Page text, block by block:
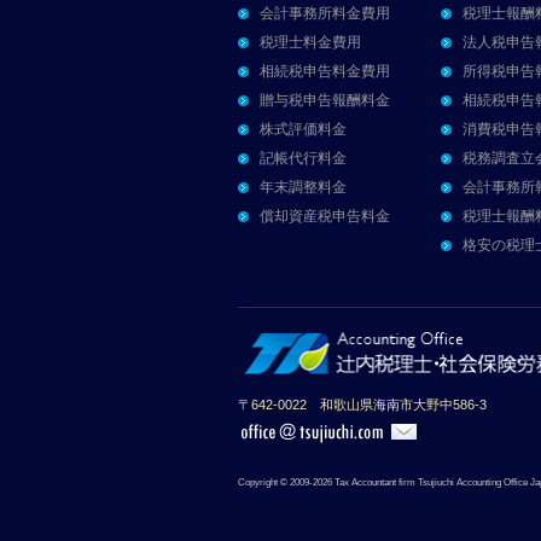
会計事務所料金費用
税理士料金費用
相続税申告料金費用
贈与税申告報酬料金
株式評価料金
記帳代行料金
年末調整料金
償却資産税申告料金
税理士報酬
法人税申告
所得税申告
相続税申告
消費税申告
税務調査立
会計事務所
税理士報酬
格安の税理
〒642-0022 和歌山県海南市大野中586-3
Copyright © 2009-2026 Tax Accountant firm Tsujiuchi Accounting Office